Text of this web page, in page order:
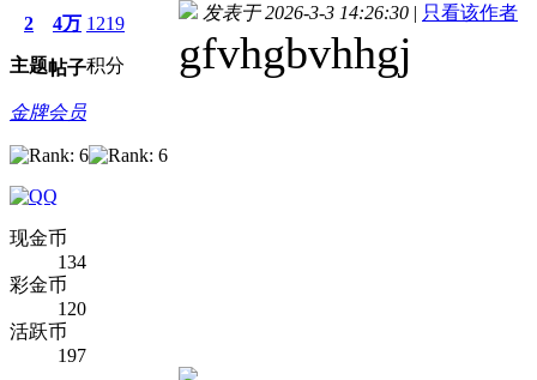
2
主题
4万
帖子
1219
积分
金牌会员
现金币
134
彩金币
120
活跃币
197
发表于 2026-3-3 14:26:30 | 只看该作者
gfvhgbvhhgj